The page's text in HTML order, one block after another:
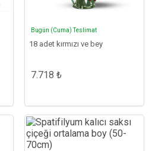
Bugün (Cuma) Teslimat
18 adet kırmızı ve bey
7.718 ₺